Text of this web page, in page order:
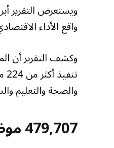
ويستعرض التقرير
واقع الأداء
وكشف التقرير أن
والصحة والتعليم
479,707 موظفين